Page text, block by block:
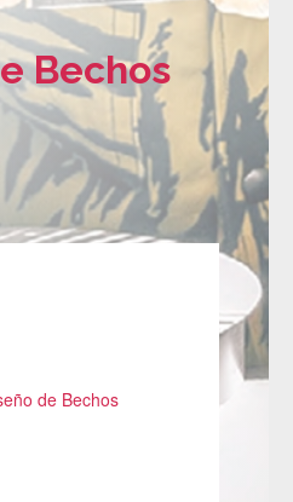
Bechos
de Bechos